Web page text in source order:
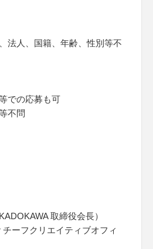
法人、国籍、年齢、性別等不
での応募も可
不問
取締役会長）
チーフクリエイティブオフィ